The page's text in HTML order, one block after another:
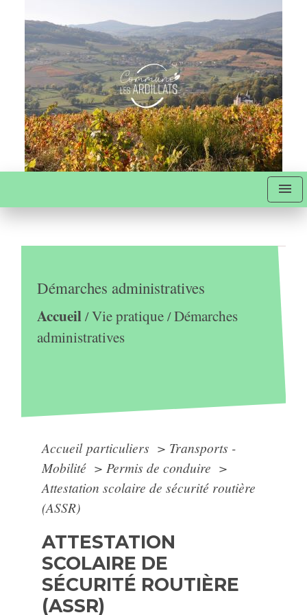
menu
Démarches administratives
Accueil/Vie pratique/Démarches
administratives
Accueil particuliers > Transports -
Mobilité > Permis de conduire >
Attestation scolaire de sécurité routière
(ASSR)
ATTESTATION
SCOLAIRE DE
SÉCURITÉ ROUTIÈRE
(ASSR)